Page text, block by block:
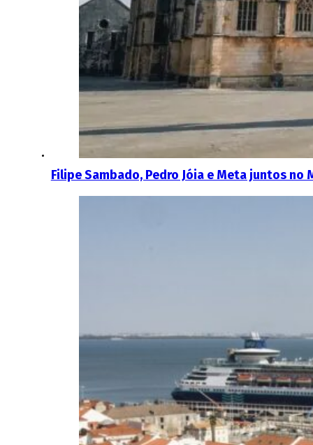
Filipe Sambado, Pedro Jóia e Meta juntos